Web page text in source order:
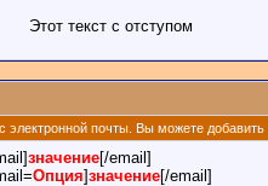
Этот текст с отступом
электронной почты. Вы можете
значение[/email]
Опция]значение[/email]